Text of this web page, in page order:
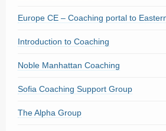
Europe CE – Coaching portal to
Introduction to Coaching
Noble Manhattan Coaching
Sofia Coaching Support Group
The Alpha Group